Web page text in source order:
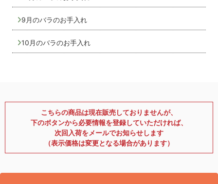
9月のバラのお手入れ
10月のバラのお手入れ
こちらの商品は現在販売しておりませんが、
下のボタンから必要情報を登録していただければ、
次回入荷をメールでお知らせします
（表示価格は変更となる場合があります）